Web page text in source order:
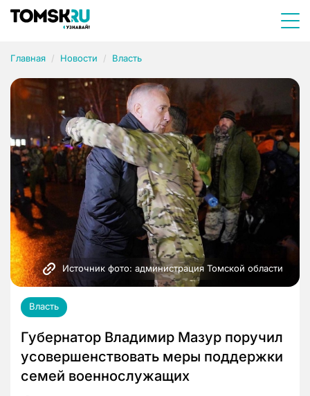
Главная Новости Власть
Источник фото: администрация Томской области
Власть
Губернатор Владимир Мазур поручил
усовершенствовать меры поддержки
семей военнослужащих